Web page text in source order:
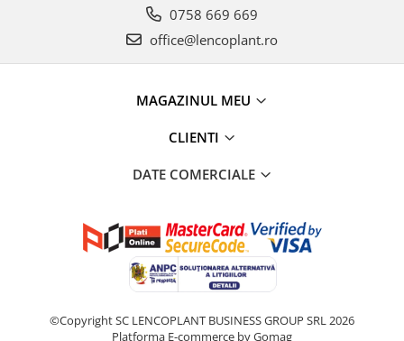
0758 669 669
office@lencoplant.ro
MAGAZINUL MEU
CLIENTI
DATE COMERCIALE
©Copyright SC LENCOPLANT BUSINESS GROUP SRL 2026
Platforma E-commerce by Gomag